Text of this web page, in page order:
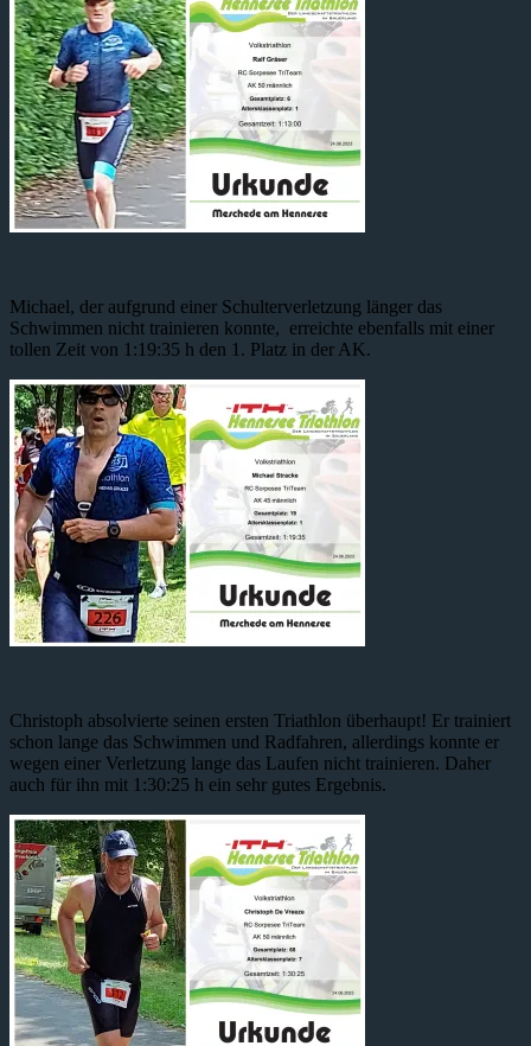
Michael, der aufgrund einer Schulterverletzung länger das
Schwimmen nicht trainieren konnte, erreichte ebenfalls mit einer
tollen Zeit von 1:19:35 h den 1. Platz in der AK.
Christoph absolvierte seinen ersten Triathlon überhaupt! Er trainiert
schon lange das Schwimmen und Radfahren, allerdings konnte er
wegen einer Verletzung lange das Laufen nicht trainieren. Daher
auch für ihn mit 1:30:25 h ein sehr gutes Ergebnis.